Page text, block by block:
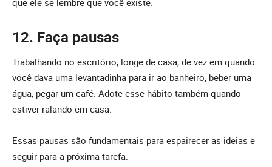
que ele se lembre que você existe.
12. Faça pausas
Trabalhando no escritório, longe de casa, de vez em quando
você dava uma levantadinha para ir ao banheiro, beber uma
água, pegar um café. Adote esse hábito também quando
estiver ralando em casa.
Essas pausas são fundamentais para espairecer as ideias e
seguir para a próxima tarefa.